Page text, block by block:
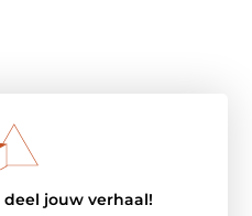
jouw verhaal!